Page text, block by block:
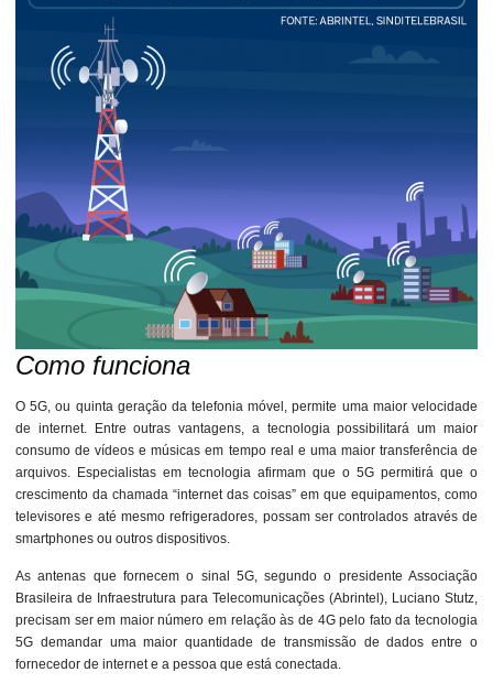
Como funciona
O 5G, ou quinta geração da telefonia móvel, permite uma maior velocidade
de internet. Entre outras vantagens, a tecnologia possibilitará um maior
consumo de vídeos e músicas em tempo real e uma maior transferência de
arquivos. Especialistas em tecnologia afirmam que o 5G permitirá que o
crescimento da chamada “internet das coisas” em que equipamentos, como
televisores e até mesmo refrigeradores, possam ser controlados através de
smartphones ou outros dispositivos.
As antenas que fornecem o sinal 5G, segundo o presidente Associação
Brasileira de Infraestrutura para Telecomunicações (Abrintel), Luciano Stutz,
precisam ser em maior número em relação às de 4G pelo fato da tecnologia
5G demandar uma maior quantidade de transmissão de dados entre o
fornecedor de internet e a pessoa que está conectada.